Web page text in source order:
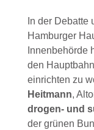
In der Debatte
Hamburger
Innenbehörde
den
einrichten zu
Heitmann,
drogen- und
der grünen